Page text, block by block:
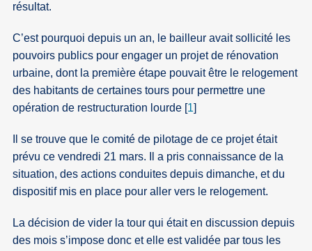
résultat.
C’est pourquoi depuis un an, le bailleur avait sollicité les
pouvoirs publics pour engager un projet de rénovation
urbaine, dont la première étape pouvait être le relogement
des habitants de certaines tours pour permettre une
opération de restructuration lourde [1]
Il se trouve que le comité de pilotage de ce projet était
prévu ce vendredi 21 mars. Il a pris connaissance de la
situation, des actions conduites depuis dimanche, et du
dispositif mis en place pour aller vers le relogement.
La décision de vider la tour qui était en discussion depuis
des mois s’impose donc et elle est validée par tous les